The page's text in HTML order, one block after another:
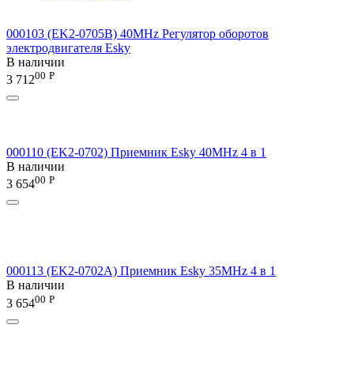
000103 (EK2-0705B) 40MHz Регулятор оборотов
электродвигателя Esky
В наличии
3 71200 Р
000110 (EK2-0702) Приемник Esky 40MHz 4 в 1
В наличии
3 65400 Р
000113 (EK2-0702A) Приемник Esky 35MHz 4 в 1
В наличии
3 65400 Р